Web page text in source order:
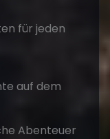
für jeden
auf dem
Abenteuer